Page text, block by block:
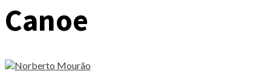
Canoe